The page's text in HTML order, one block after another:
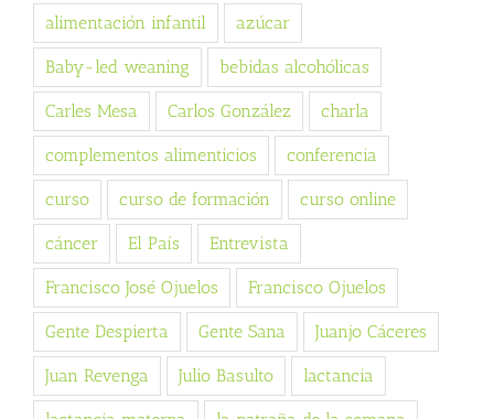
alimentación infantil azúcar
Baby-led weaning bebidas alcohólicas
Carles Mesa Carlos González charla
complementos alimenticios conferencia
curso curso de formación curso online
cáncer El País Entrevista
Francisco José Ojuelos Francisco Ojuelos
Gente Despierta Gente Sana Juanjo Cáceres
Juan Revenga Julio Basulto lactancia